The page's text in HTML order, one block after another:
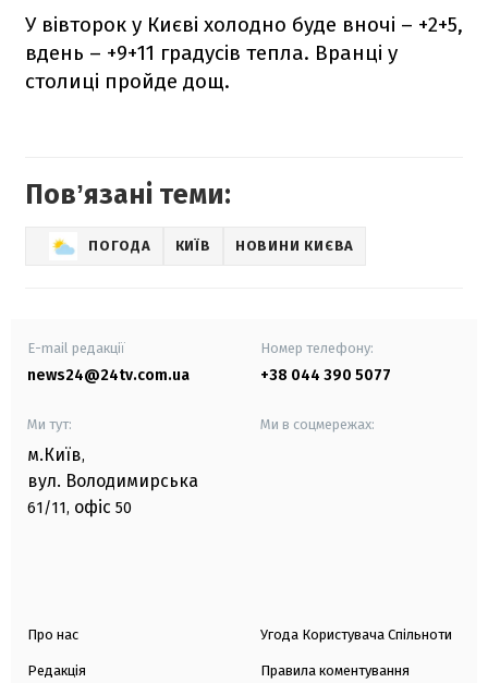
У вівторок у Києві холодно буде вночі – +2+5,
вдень – +9+11 градусів тепла. Вранці у
столиці пройде дощ.
Повʼязані теми:
ПОГОДА КИЇВ НОВИНИ КИЄВА
E-mail редакції
news24@24tv.com.ua
Номер телефону:
+38 044 390 5077
Ми тут:
м.Київ,
вул. Володимирська
61/11, офіс 50
Ми в соцмережах:
Про нас
Редакція
Угода Користувача Спільноти
Правила коментування